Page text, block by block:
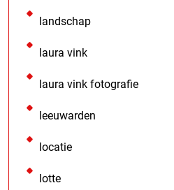
landschap
laura vink
laura vink fotografie
leeuwarden
locatie
lotte